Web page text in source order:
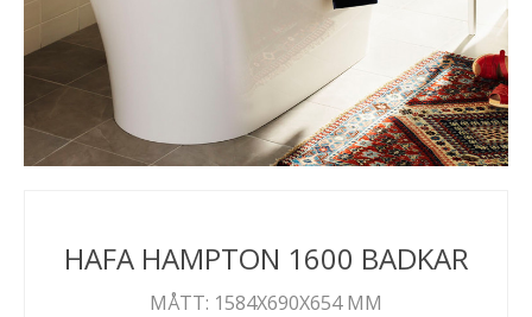
HAFA HAMPTON 1600 BADKAR
MÅTT: 1584X690X654 MM